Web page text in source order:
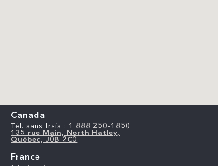
Canada
Tél. sans frais : 1 888 250-1850
135 rue Main, North Hatley,
Québec, J0B 2C0
France